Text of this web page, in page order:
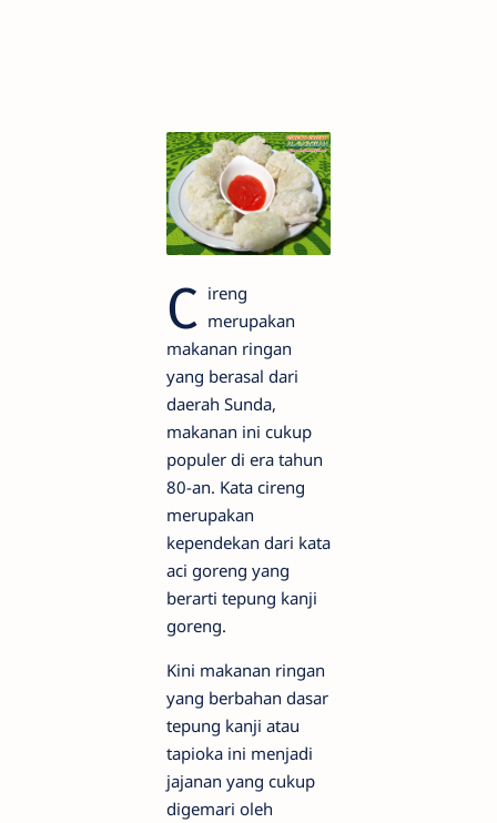
C ireng
merupakan
makanan ringan
yang berasal dari
daerah Sunda,
makanan ini cukup
populer di era tahun
80-an. Kata cireng
merupakan
kependekan dari kata
aci goreng yang
berarti tepung kanji
goreng.
Kini makanan ringan
yang berbahan dasar
tepung kanji atau
tapioka ini menjadi
jajanan yang cukup
digemari oleh